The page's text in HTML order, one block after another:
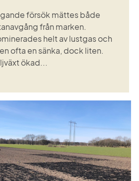
försök mättes både
från marken.
helt av lustgas och
ofta en sänka, dock liten.
ökad...